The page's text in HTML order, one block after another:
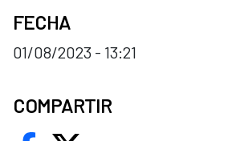
FECHA
01/08/2023 - 13:21
COMPARTIR